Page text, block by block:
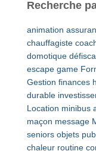
Recherche
animation
chauffagiste
domotique
escape game
Gestion finances
durable
Location minibus
maçon message
seniors objets
chaleur routine